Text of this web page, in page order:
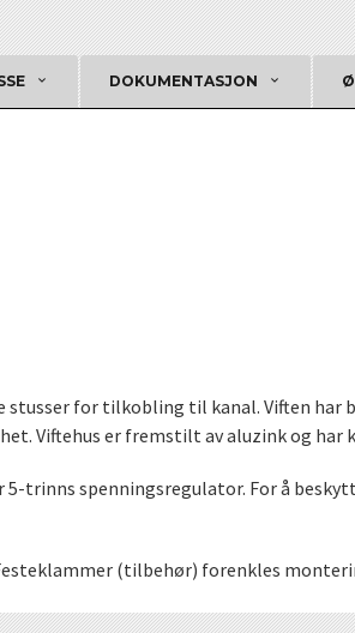
DOKUMENTASJON
stusser for tilkobling til kanal. Viften
Viftehus er fremstilt av aluzink og har
trinns spenningsregulator. For å
(tilbehør) forenkles